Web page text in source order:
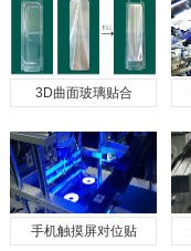
3D曲面玻璃贴合
手机触摸屏对位贴